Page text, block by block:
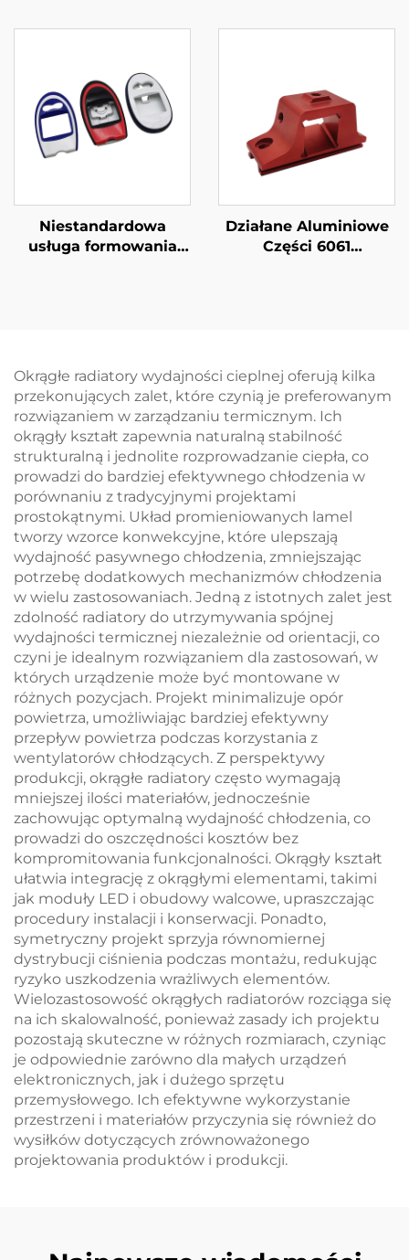
części CNC Machining
wydłużone aluminium
Niestandardowa
usługa formowania
Działane Aluminiowe
Części 6061
Okrągłe radiatory wydajności cieplnej oferują kilka
przekonujących zalet, które czynią je preferowanym
rozwiązaniem w zarządzaniu termicznym. Ich
okrągły kształt zapewnia naturalną stabilność
strukturalną i jednolite rozprowadzanie ciepła, co
prowadzi do bardziej efektywnego chłodzenia w
porównaniu z tradycyjnymi projektami
prostokątnymi. Układ promieniowanych lamel
tworzy wzorce konwekcyjne, które ulepszają
wydajność pasywnego chłodzenia, zmniejszając
potrzebę dodatkowych mechanizmów chłodzenia
w wielu zastosowaniach. Jedną z istotnych zalet jest
zdolność radiatory do utrzymywania spójnej
wydajności termicznej niezależnie od orientacji, co
czyni je idealnym rozwiązaniem dla zastosowań, w
których urządzenie może być montowane w
różnych pozycjach. Projekt minimalizuje opór
powietrza, umożliwiając bardziej efektywny
przepływ powietrza podczas korzystania z
wentylatorów chłodzących. Z perspektywy
produkcji, okrągłe radiatory często wymagają
mniejszej ilości materiałów, jednocześnie
zachowując optymalną wydajność chłodzenia, co
prowadzi do oszczędności kosztów bez
kompromitowania funkcjonalności. Okrągły kształt
ułatwia integrację z okrągłymi elementami, takimi
jak moduły LED i obudowy walcowe, upraszczając
procedury instalacji i konserwacji. Ponadto,
symetryczny projekt sprzyja równomiernej
dystrybucji ciśnienia podczas montażu, redukując
ryzyko uszkodzenia wrażliwych elementów.
Wielozastosowość okrągłych radiatorów rozciąga się
na ich skalowalność, ponieważ zasady ich projektu
pozostają skuteczne w różnych rozmiarach, czyniąc
je odpowiednie zarówno dla małych urządzeń
elektronicznych, jak i dużego sprzętu
przemysłowego. Ich efektywne wykorzystanie
przestrzeni i materiałów przyczynia się również do
wysiłków dotyczących zrównoważonego
projektowania produktów i produkcji.